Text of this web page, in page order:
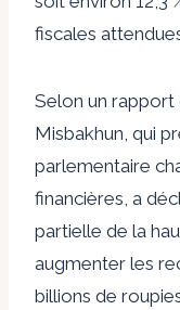
fiscales
Selon un
Misbakhun, qui
parlementaire
financières, a
partielle de la
augmenter les
billions de